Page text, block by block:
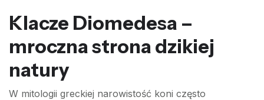
Klacze Diomedesa –
mroczna strona dzikiej
natury
W mitologii greckiej narowistość koni często